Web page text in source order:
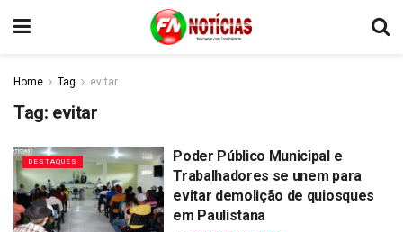
Home Tag evitar
Tag: evitar
DESTAQUES
Poder Público Municipal e
Trabalhadores se unem para
evitar demolição de quiosques
em Paulistana